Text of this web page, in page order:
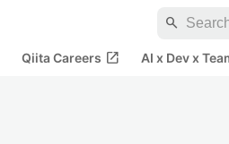
search
Qiita Careers open_in_new AI x Dev x